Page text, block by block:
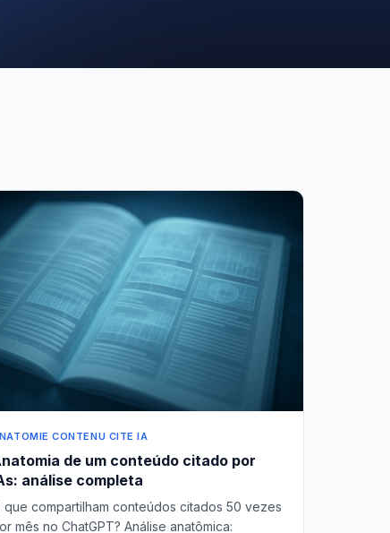
CONTENU CITE IA
de um conteúdo citado por
análise completa
que compartilham conteúdos citados 50 vezes
mês no ChatGPT? Análise anatômica: